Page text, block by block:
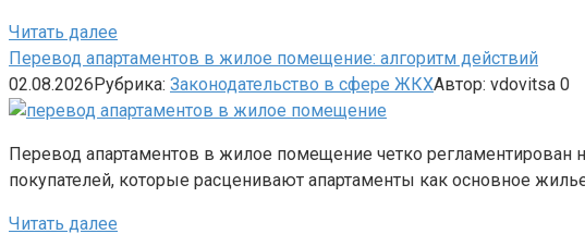
Читать далее
Перевод апартаментов в жилое помещение: алгоритм действий
02.08.2026Рубрика: Законодательство в сфере ЖКХАвтор: vdovitsa 0
Перевод апартаментов в жилое помещение четко регламентирован
покупателей, которые расценивают апартаменты как основное
Читать далее